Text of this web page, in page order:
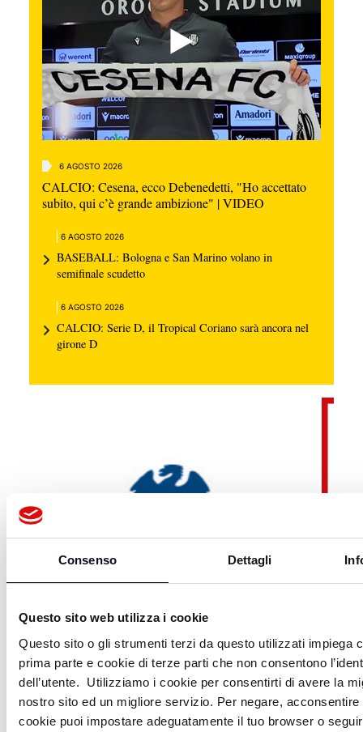
Consenso Dettagli
Questo sito web utilizza i cookie
Questo sito o gli strumenti terzi da questo utilizzati impiega
prima parte e cookie di terze parti che non consentono
dell’utente. Utilizziamo i cookie per consentirti di avere la
nostro sito ed un migliore servizio. Per negare, acconsentire
cookie puoi impostare adeguatamente il tuo browser o
6 AGOSTO 2026
CALCIO: Cesena, ecco Debenedetti, "Ho accettato
subito, qui c’è grande ambizione" | VIDEO
6 AGOSTO 2026
BASEBALL: Bologna e San Marino volano in
semifinale scudetto
6 AGOSTO 2026
CALCIO: Serie D, il Tropical Coriano sarà ancora nel
girone D